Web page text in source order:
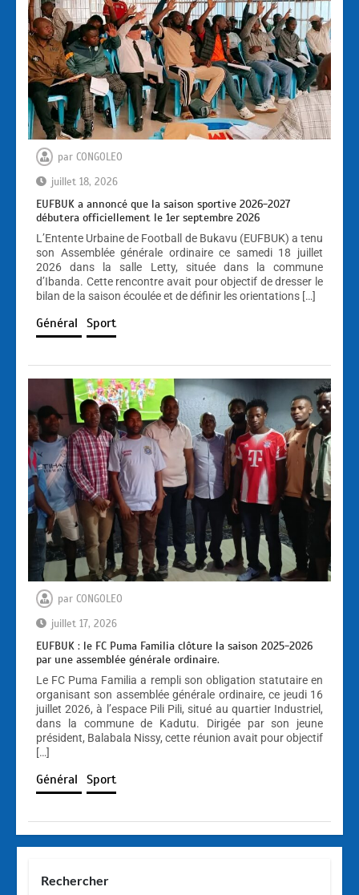
par CONGOLEO
juillet 18, 2026
EUFBUK a annoncé que la saison sportive 2026-2027
débutera officiellement le 1er septembre 2026
L’Entente Urbaine de Football de Bukavu (EUFBUK) a tenu
son Assemblée générale ordinaire ce samedi 18 juillet
2026 dans la salle Letty, située dans la commune
d’Ibanda. Cette rencontre avait pour objectif de dresser le
bilan de la saison écoulée et de définir les orientations […]
Général Sport
par CONGOLEO
juillet 17, 2026
EUFBUK : le FC Puma Familia clôture la saison 2025-2026
par une assemblée générale ordinaire.
Le FC Puma Familia a rempli son obligation statutaire en
organisant son assemblée générale ordinaire, ce jeudi 16
juillet 2026, à l’espace Pili Pili, situé au quartier Industriel,
dans la commune de Kadutu. Dirigée par son jeune
président, Balabala Nissy, cette réunion avait pour objectif
[…]
Général Sport
Rechercher